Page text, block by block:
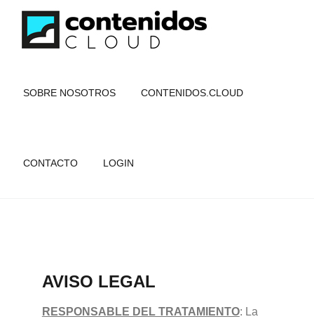
SOBRE NOSOTROS CONTENIDOS.CLOUD
CONTACTO LOGIN
AVISO LEGAL
RESPONSABLE DEL TRATAMIENTO: La